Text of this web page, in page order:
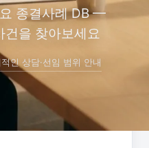
종결사례 DB —
건을 찾아보세요
인 상담·선임 범위 안내
입니다.
무죄 · 원심파기